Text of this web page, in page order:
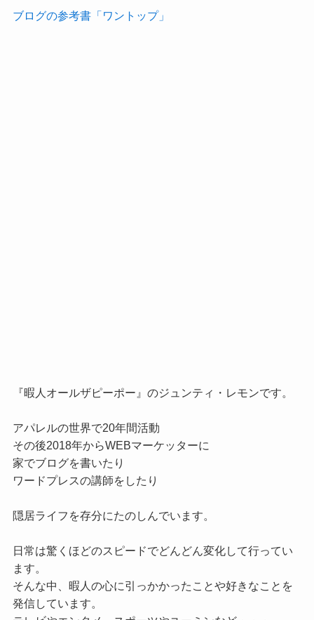
ブログの参考書「ワントップ」
『暇人オールザピーポー』のジュンティ・レモンです。
アパレルの世界で20年間活動
その後2018年からWEBマーケッターに
家でブログを書いたり
ワードプレスの講師をしたり
隠居ライフを存分にたのしんでいます。
日常は驚くほどのスピードでどんどん変化して行ってい
ます。
そんな中、暇人の心に引っかかったことや好きなことを
発信しています。